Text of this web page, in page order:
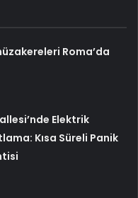
Roma’da
Elektrik
Kısa Süreli Panik